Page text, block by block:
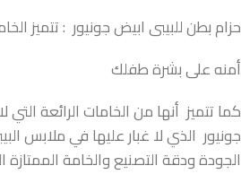
حزام بطن للبيبى ابيض جونيور : تتميز الخامة بأنها
أمنه على بشرة طفلك
كما تتميز أنها من الخامات الرائعة
جونيور الذي لا غبار عليها في ملابس
الجودة ودقة التصنيع والخامة